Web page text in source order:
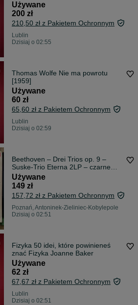
Używane
200 zł
210,50 zł z Pakietem Ochronnym
Lublin
Dzisiaj o 02:55
Thomas Wolfe Nie ma powrotu
[1959]
Używane
60 zł
65,60 zł z Pakietem Ochronnym
Lublin
Dzisiaj o 02:59
Beethoven – Drei Trios op. 9 –
Suske-Trio Eterna 2LP – czarne
etykiety
Używane
149 zł
157,72 zł z Pakietem Ochronnym
Poznań, Antoninek-Zieliniec-Kobylepole
Dzisiaj o 02:51
Fizyka 50 idei, które powinieneś
znać Fizyka Joanne Baker
Używane
62 zł
67,67 zł z Pakietem Ochronnym
Lublin
Dzisiaj o 02:51